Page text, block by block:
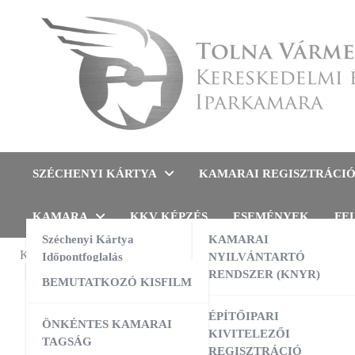
Tolna Vármegyei
SZÉCHENYI KÁRTYA
Széchenyi Kártya
Időpontfoglalás
KAMARAI REGISZTRÁCIÓ
KAMARAI
NYILVÁNTARTÓ
RENDSZER (KNYR)
ÉPÍTŐIPARI
KIVITELEZŐI
REGISZTRÁCIÓ
KAMARA
BEMUTATKOZÓ KISFILM
ÖNKÉNTES KAMARAI
TAGSÁG
KKV KÉPZÉS ESEMÉNYEK
KAMARAI ESEMÉNYEK
AI a nyelvtanulás szolgálatában –
gyakorlati workshop